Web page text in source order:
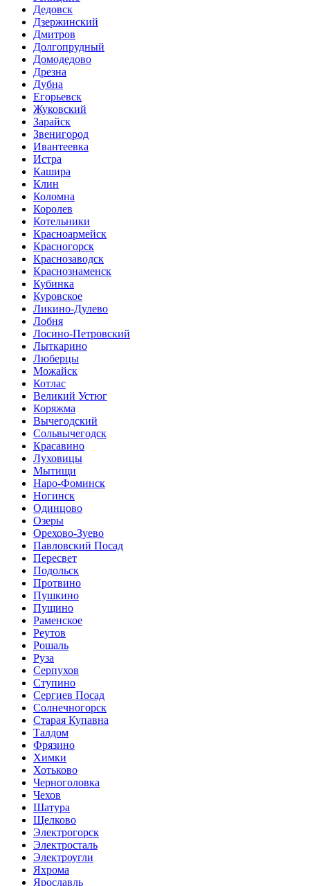
Дедовск
Дзержинский
Дмитров
Долгопрудный
Домодедово
Дрезна
Дубна
Егорьевск
Жуковский
Зарайск
Звенигород
Ивантеевка
Истра
Кашира
Клин
Коломна
Королев
Котельники
Красноармейск
Красногорск
Краснозаводск
Краснознаменск
Кубинка
Куровское
Ликино-Дулево
Лобня
Лосино-Петровский
Лыткарино
Люберцы
Можайск
Котлас
Великий Устюг
Коряжма
Вычегодский
Сольвычегодск
Красавино
Луховицы
Мытищи
Наро-Фоминск
Ногинск
Одинцово
Озеры
Орехово-Зуево
Павловский Посад
Пересвет
Подольск
Протвино
Пушкино
Пущино
Раменское
Реутов
Рошаль
Руза
Серпухов
Ступино
Сергиев Посад
Солнечногорск
Старая Купавна
Талдом
Фрязино
Химки
Хотьково
Черноголовка
Чехов
Шатура
Щелково
Электрогорск
Электросталь
Электроугли
Яхрома
Ярославль